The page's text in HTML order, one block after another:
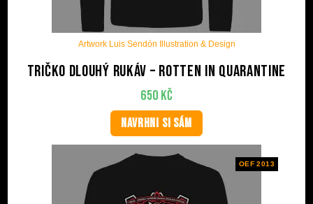
Artwork Luis Sendón Illustration & Design
Tričko dlouhý rukáv – Rotten in quarantine
650 Kč
NAVRHNI SI SÁM
OEF 2013